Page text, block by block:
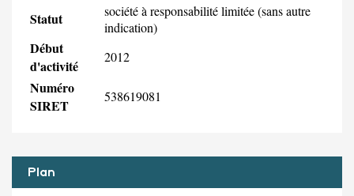
Statut
société à responsabilité limitée (sans autre
indication)
Début
d'activité
2012
Numéro
SIRET
538619081
Plan